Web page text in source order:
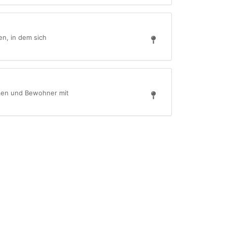
in dem sich
und Bewohner mit